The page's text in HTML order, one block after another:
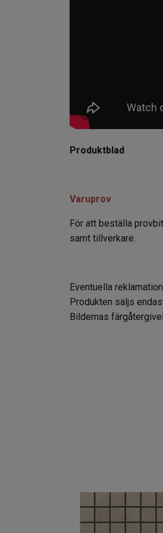
Produktblad
Varuprov
För att beställa
samt tillverkare.
Eventuella
Produkten säljs
Bildernas